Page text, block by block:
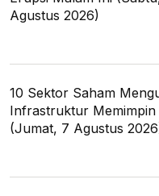
Agustus 2026)
10 Sektor Saham
Infrastruktur Memimpin
(Jumat, 7 Agustus